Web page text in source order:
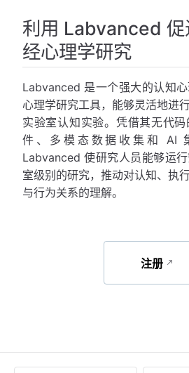
利用 Labvanced 促
经心理学研究
Labvanced 是一个强大的认知
心理学研究工具，能够灵活地进
实验室认知实验。凭借其无代
件、多模态数据收集和 AI
Labvanced 使研究人员能够运
室级别的研究，推动对认知、执
与行为关系的理解。
注册